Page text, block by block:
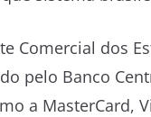
Comercial dos
pelo Banco
a MasterCard,